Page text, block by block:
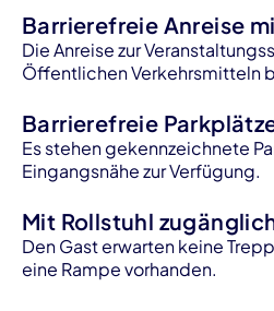
Barrierefreie Anreise
Die Anreise zur
Öffentlichen Verkehrsmitteln
Barrierefreie
Es stehen gekennzeichnete
Eingangsnähe zur Verfügung.
Mit Rollstuhl
Den Gast erwarten keine
eine Rampe vorhanden.